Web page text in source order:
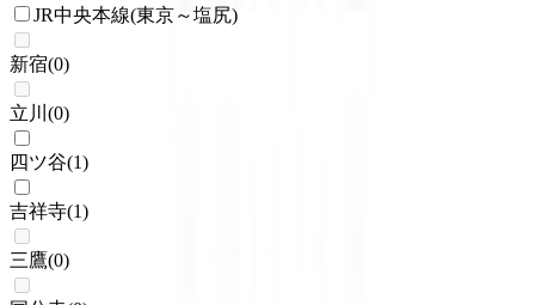
JR中央本線(東京～塩尻)
新宿(0)
立川 (0)
四ツ谷(1)
吉祥寺(1)
三鷹(0)